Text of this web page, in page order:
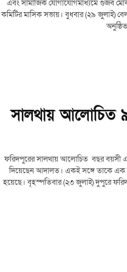
এবং সামাজিক যোগাযোগমাধ্যমে গুজব
কমিটির মাসিক সভায়। বুধবার (২৯ জুলাই)
ফরিদপুর সালথা
সালথায় আলোচিত
ফরিদপুরের সালথায় আলোচিত বছর বয়সী
দিয়েছেন আদালত। একই সঙ্গে তাকে এক
হয়েছে। বৃহস্পতিবার (২৩ জুলাই) দুপুরে